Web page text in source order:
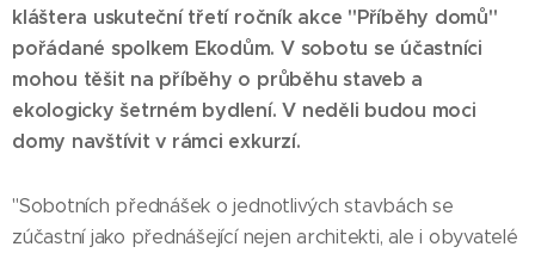
kláštera uskuteční třetí ročník akce "Příběhy domů"
pořádané spolkem Ekodům. V sobotu se účastníci
mohou těšit na příběhy o průběhu staveb a
ekologicky šetrném bydlení. V neděli budou moci
domy navštívit v rámci exkurzí.
"Sobotních přednášek o jednotlivých stavbách se
zúčastní jako přednášející nejen architekti, ale i obyvatelé